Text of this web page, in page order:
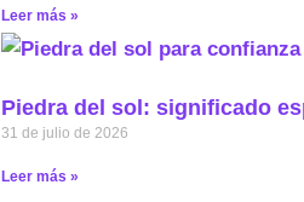
Leer más »
Piedra del sol: significado
31 de julio de 2026
Leer más »